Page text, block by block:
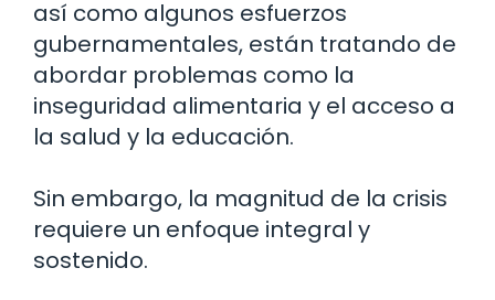
así como algunos esfuerzos
gubernamentales, están tratando de
abordar problemas como la
inseguridad alimentaria y el acceso a
la salud y la educación.
Sin embargo, la magnitud de la crisis
requiere un enfoque integral y
sostenido.